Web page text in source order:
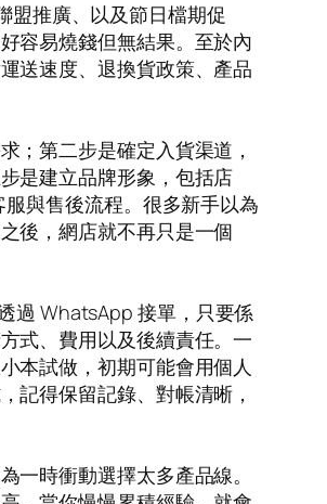
盟推廣、以及節日檔期促
容易燒錢但無結果。至於內
送速度、退換貨政策、產品
；第二步是確定入貨渠道，
是建立品牌形象，包括店
與售後流程。很多新手以為
後，網店就不再只是一個
過 WhatsApp 接單，只要係
式、費用以及後續責任。一
本試做，初期可能會用個人
記得保留記錄、對帳清晰，
時衝動選擇太多產品線。